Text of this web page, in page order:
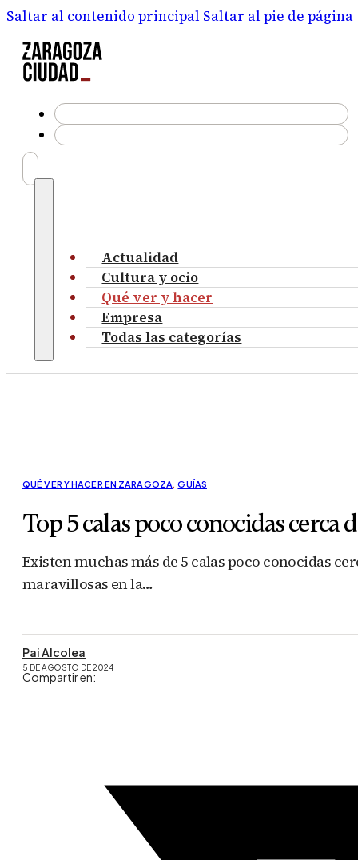
Saltar al contenido principal Saltar al pie de página
Actualidad
Cultura y ocio
Qué ver y hacer
Empresa
Todas las categorías
QUÉ VER Y HACER EN ZARAGOZA, GUÍAS
Top 5 calas poco conocidas cerca
Existen muchas más de 5 calas poco conocidas
maravillosas en la…
Pai Alcolea
5 DE AGOSTO DE 2024
Compartir en: